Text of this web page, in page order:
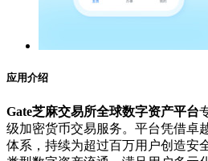
应用介绍
Gate芝麻交易所全球数字资产平台
级加密货币交易服务。平台凭借卓
体系，持续为超过百万用户创造安